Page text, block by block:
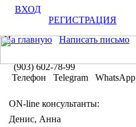
ВХОД
РЕГИСТРАЦИЯ
На главную
Написать письмо
(903) 602-78-99
Телефон Telegram WhatsApp
ON-line консультанты:
Денис, Анна